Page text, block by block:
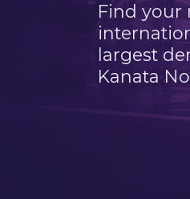
Find your
largest
Kanata